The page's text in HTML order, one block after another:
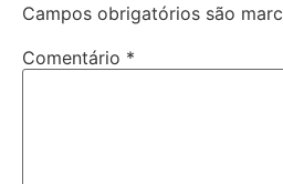
Campos obrigatórios são
Comentário *